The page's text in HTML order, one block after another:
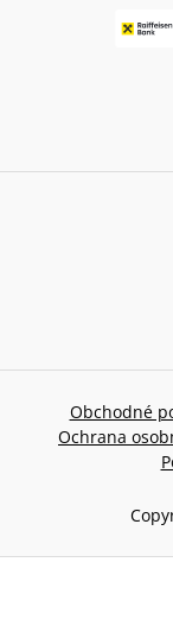
Obchodné
Ochrana